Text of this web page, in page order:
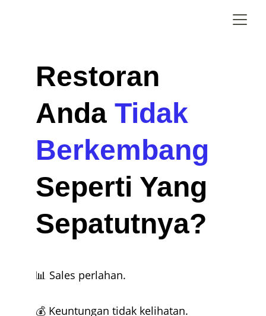
Restoran
Anda Tidak
Berkembang
Seperti Yang
Sepatutnya?
📊 Sales perlahan.
💰 Keuntungan tidak kelihatan.